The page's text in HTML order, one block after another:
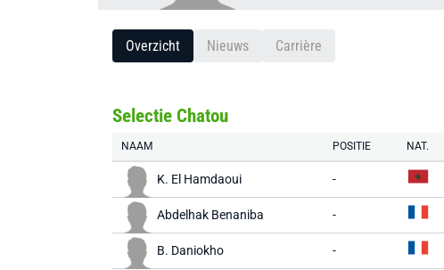
Overzicht Nieuws Carrière
Selectie Chatou
NAAM POSITIE NAT.
K. El Hamdaoui -
Abdelhak Benaniba -
B. Daniokho -